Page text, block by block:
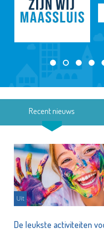
Recent nieuws
Uit
De leukste activiteiten